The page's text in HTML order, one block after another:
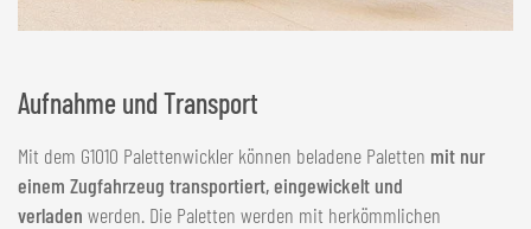
Aufnahme und Transport
Mit dem G1010 Palettenwickler können beladene Paletten mit nur
einem Zugfahrzeug transportiert, eingewickelt und
verladen werden. Die Paletten werden mit herkömmlichen